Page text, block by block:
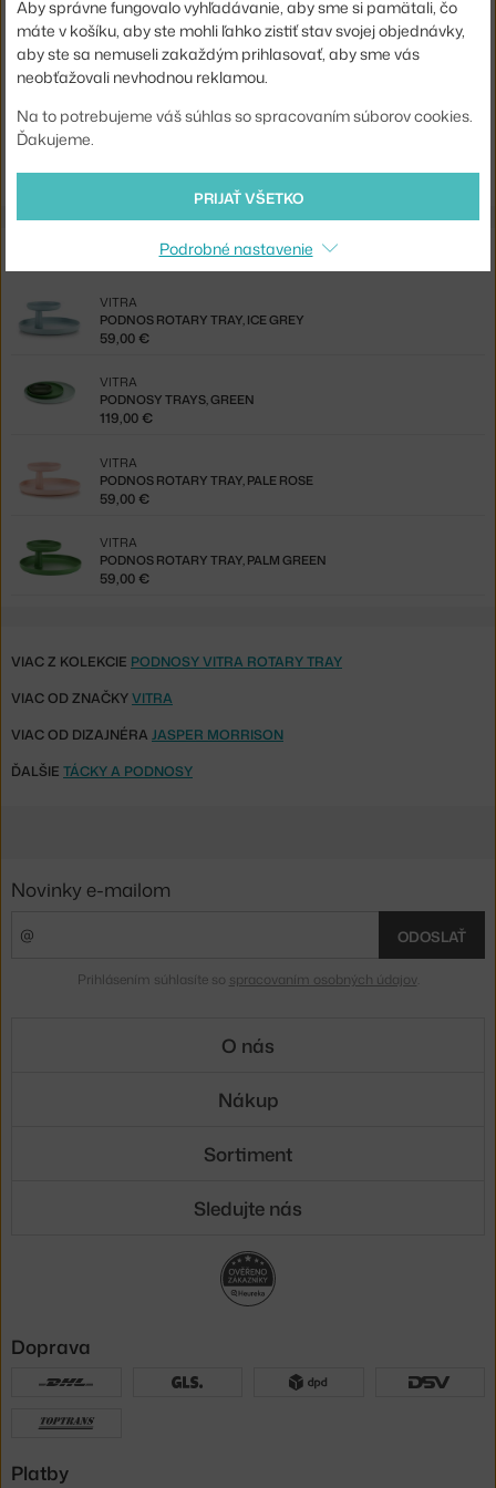
Materiál:
ABS plast
Kód produktu VIT-21511006
EAN
4055737044601
Jste z Česka? Přejděte na
Z rovnakej kolekcie
PODNOS ROTARY TRAY, ICE GREY
VITRA
59,00 €
PODNOSY TRAYS, GREEN
VITRA
119,00 €
PODNOS ROTARY TRAY, PALE ROSE
VITRA
59,00 €
PODNOS ROTARY TRAY, PALM GREEN
VITRA
59,00 €
VIAC Z KOLEKCIE PODNOSY VITRA ROTARY TRAY
VIAC OD ZNAČKYVITRA
VIAC OD DIZAJNÉRA JASPER MORRISON
ĎALŠIE TÁCKY A PODNOSY
Aby správne fungovalo vyhľadávanie, aby sme si pamätali, čo
máte v košíku, aby ste mohli ľahko zistiť stav svojej objednávky,
aby ste sa nemuseli zakaždým prihlasovať, aby sme vás
neobťažovali nevhodnou reklamou.
Na to potrebujeme váš súhlas so spracovaním súborov cookies.
Ďakujeme.
PRIJAŤ VŠETKO
Podrobné nastavenie
Novinky e-mailom
ODOSLAŤ
Prihlásením súhlasíte so spracovaním osobných údajov.
O nás
Nákup
Sortiment
Sledujte nás
Doprava
Platby